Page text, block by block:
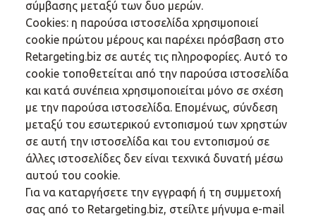
σύμβασης μεταξύ των δυο μερών.
Cookies: η παρούσα ιστοσελίδα χρησιμοποιεί
cookie πρώτου μέρους και παρέχει πρόσβαση στο
Retargeting.biz σε αυτές τις πληροφορίες. Αυτό το
cookie τοποθετείται από την παρούσα ιστοσελίδα
και κατά συνέπεια χρησιμοποιείται μόνο σε σχέση
με την παρούσα ιστοσελίδα. Επομένως, σύνδεση
μεταξύ του εσωτερικού εντοπισμού των χρηστών
σε αυτή την ιστοσελίδα και του εντοπισμού σε
άλλες ιστοσελίδες δεν είναι τεχνικά δυνατή μέσω
αυτού του cookie.
Για να καταργήσετε την εγγραφή ή τη συμμετοχή
σας από το Retargeting.biz, στείλτε μήνυμα e-mail